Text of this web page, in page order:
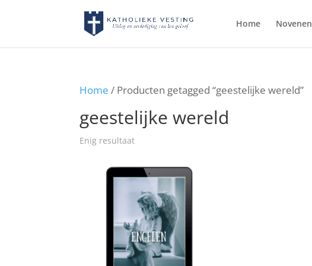
Home Novenen
Home / Producten getagged “geestelijke wereld”
geestelijke wereld
Enig resultaat